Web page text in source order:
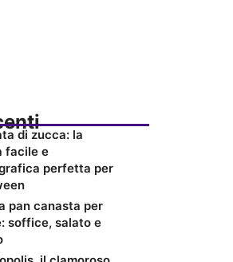
di zucca: la
facile e
perfetta per
pan canasta per
soffice, salato e